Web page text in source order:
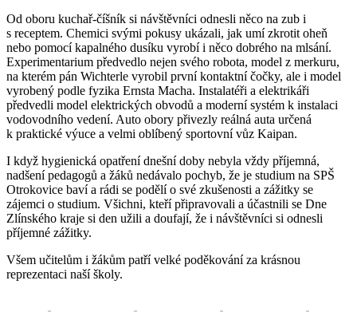
Od oboru kuchař-číšník si návštěvníci odnesli něco na zub i
s receptem. Chemici svými pokusy ukázali, jak umí zkrotit oheň
nebo pomocí kapalného dusíku vyrobí i něco dobrého na mlsání.
Experimentarium předvedlo nejen svého robota, model z merkuru,
na kterém pán Wichterle vyrobil první kontaktní čočky, ale i model
vyrobený podle fyzika Ernsta Macha. Instalatéři a elektrikáři
předvedli model elektrických obvodů a moderní systém k instalaci
vodovodního vedení. Auto obory přivezly reálná auta určená
k praktické výuce a velmi oblíbený sportovní vůz Kaipan.
I když hygienická opatření dnešní doby nebyla vždy příjemná,
nadšení pedagogů a žáků nedávalo pochyb, že je studium na SPŠ
Otrokovice baví a rádi se podělí o své zkušenosti a zážitky se
zájemci o studium. Všichni, kteří připravovali a účastnili se Dne
Zlínského kraje si den užili a doufají, že i návštěvníci si odnesli
příjemné zážitky.
Všem učitelům i žákům patří velké poděkování za krásnou
reprezentaci naší školy.